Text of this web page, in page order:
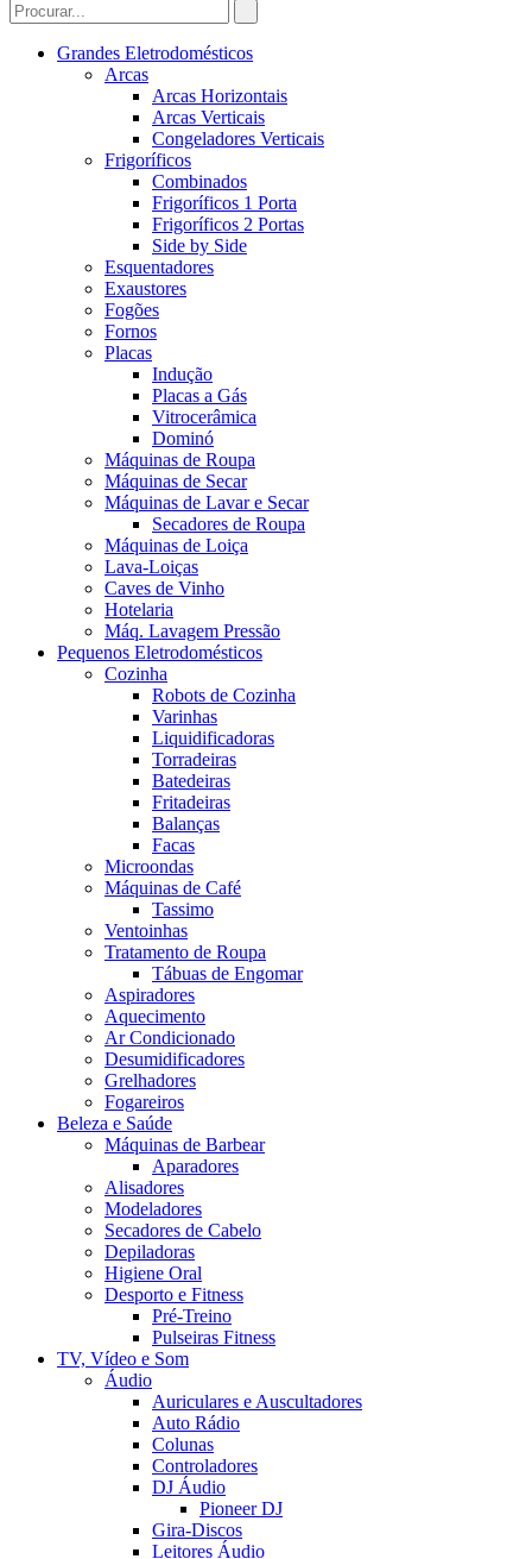
Grandes Eletrodomésticos
Arcas
Arcas Horizontais
Arcas Verticais
Congeladores Verticais
Frigoríficos
Combinados
Frigoríficos 1 Porta
Frigoríficos 2 Portas
Side by Side
Esquentadores
Exaustores
Fogões
Fornos
Placas
Indução
Placas a Gás
Vitrocerâmica
Dominó
Máquinas de Roupa
Máquinas de Secar
Máquinas de Lavar e Secar
Secadores de Roupa
Máquinas de Loiça
Lava-Loiças
Caves de Vinho
Hotelaria
Máq. Lavagem Pressão
Pequenos Eletrodomésticos
Cozinha
Robots de Cozinha
Varinhas
Liquidificadoras
Torradeiras
Batedeiras
Fritadeiras
Balanças
Facas
Microondas
Máquinas de Café
Tassimo
Ventoinhas
Tratamento de Roupa
Tábuas de Engomar
Aspiradores
Aquecimento
Ar Condicionado
Desumidificadores
Grelhadores
Fogareiros
Beleza e Saúde
Máquinas de Barbear
Aparadores
Alisadores
Modeladores
Secadores de Cabelo
Depiladoras
Higiene Oral
Desporto e Fitness
Pré-Treino
Pulseiras Fitness
TV, Vídeo e Som
Áudio
Auriculares e Auscultadores
Auto Rádio
Colunas
Controladores
DJ Áudio
Pioneer DJ
Gira-Discos
Leitores Áudio